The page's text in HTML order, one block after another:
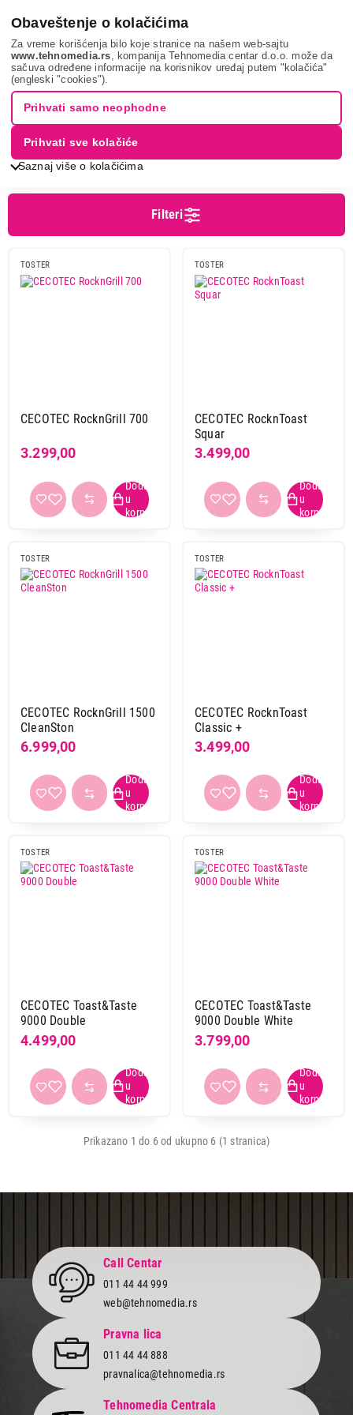
Obaveštenje o kolačićima
Za vreme korišćenja bilo koje stranice na našem web-sajtu
www.tehnomedia.rs , kompanija Tehnomedia centar d.o.o. može da
sačuva određene informacije na korisnikov uređaj putem "kolačića"
(engleski "cookies").
Saznaj više o kolačićima
Prihvati samo neophodne
Prihvati sve kolačiće
Pretraga cecotec
PRETRAGA: CECOTEC
Sortiranje Prikaz
Filteri
TOSTER
CECOTEC RocknGrill 700
3.299,00
TOSTER
CECOTEC RocknToast
Squar
3.499,00
TOSTER
CECOTEC RocknGrill 1500
CleanSton
6.999,00
TOSTER
CECOTEC RocknToast
Classic +
3.499,00
TOSTER
CECOTEC Toast&Taste
9000 Double
4.499,00
TOSTER
CECOTEC Toast&Taste
9000 Double White
3.799,00
Prikazano 1 do 6 od ukupno 6 (1 stranica)
Cena
Cena od
Sve grupe koje sadrzececotec
Fenovi (12)
Aparati za vodu (8)
CECOTEC RocknGrill 700
Ukupno u korpi:0,00
Nastavi kupovinu
Završi kupovinu
Call Centar
011 44 44 999
web@tehnomedia.rs
Pravna lica
011 44 44 888
pravnalica@tehnomedia.rs
Tehnomedia Centrala